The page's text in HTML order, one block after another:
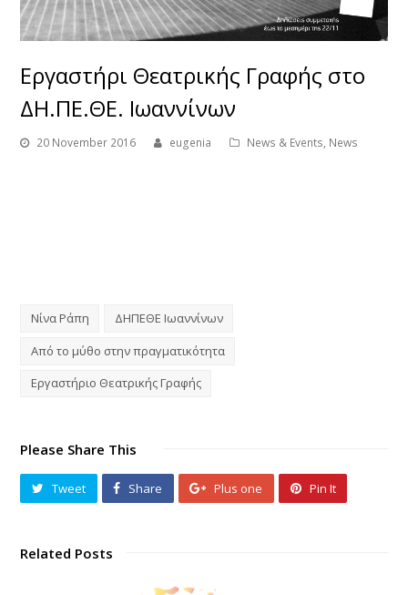
Εργαστήρι Θεατρικής Γραφής στο
ΔΗ.ΠΕ.ΘΕ. Ιωαννίνων
20 November 2016 eugenia News & Events, News
Νίνα Ράπη
ΔΗΠΕΘΕ Ιωαννίνων
Από το μύθο στην πραγματικότητα
Εργαστήριο Θεατρικής Γραφής
Please Share This
Tweet Share Plus one Pin It
Related Posts